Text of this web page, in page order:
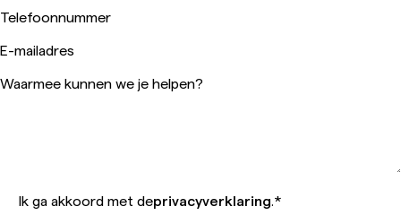
Telefoonnummer
E-mailadres
Waarmee kunnen we je helpen?
Ik ga akkoord met deprivacyverklaring.*